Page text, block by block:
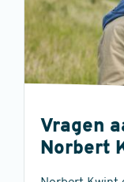
Vragen
Norbert